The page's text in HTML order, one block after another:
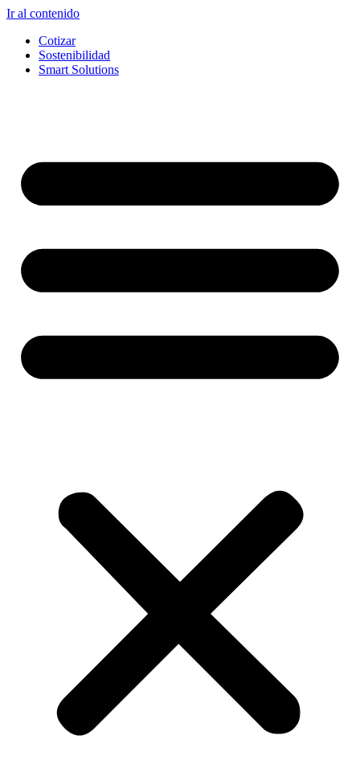
Ir al contenido
Cotizar
Sostenibilidad
Smart Solutions